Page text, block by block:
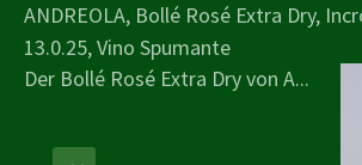
ANDREOLA, Bollé Rosé Extra Dry,
13.0.25, Vino Spumante
Der Bollé Rosé Extra Dry von A...